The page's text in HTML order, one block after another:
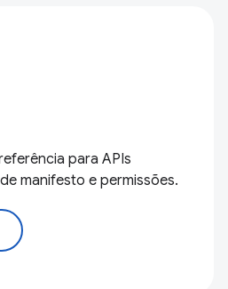
para APIs
manifesto e permissões.